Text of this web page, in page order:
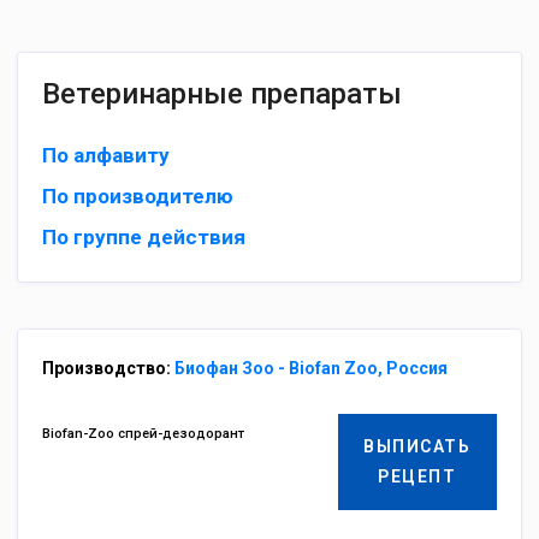
Ветеринарные препараты
По алфавиту
По производителю
По группе действия
Производство: Биофан Зоо - Biofan Zoo, Россия
ВЫПИСАТЬ
РЕЦЕПТ
Biofan-Zoo спрей-дезодорант